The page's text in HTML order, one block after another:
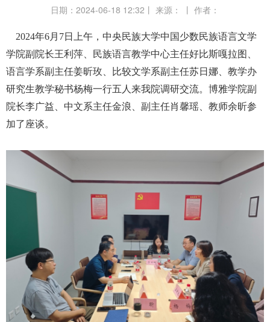
日期：2024-06-18 12:32 丨 来源： 丨 作者：
2024年6月7日上午，中央民族大学中国少数民族语言文学
学院副院长王利萍、民族语言教学中心主任好比斯嘎拉图、
语言学系副主任姜昕玫、比较文学系副主任苏日娜、教学办
研究生教学秘书杨梅一行五人来我院调研交流。博雅学院副
院长李广益、中文系主任金浪、副主任肖馨瑶、教师余昕参
加了座谈。